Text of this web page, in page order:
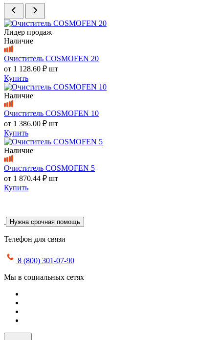
Лидер продаж
Наличие
Очиститель COSMOFEN 20
от 1 128.60 ₽ шт
Купить
Наличие
Очиститель COSMOFEN 10
от 1 386.00 ₽ шт
Купить
Наличие
Очиститель COSMOFEN 5
от 1 870.44 ₽ шт
Купить
Нужна срочная помощь
Телефон для связи
8 (800) 301-07-90
Мы в социальных сетях